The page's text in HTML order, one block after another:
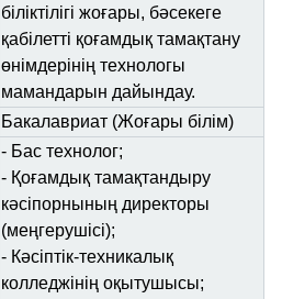
біліктілігі жоғары, бәсекеге
қабілетті қоғамдық тамақтану
өнімдерінің технологы
мамандарын дайындау.
Бакалавриат (Жоғары білім)
- Бас технолог;
- Қоғамдық тамақтандыру
кәсіпорнының директоры
(меңгерушісі);
- Кәсіптік-техникалық
колледжінің оқытушысы;